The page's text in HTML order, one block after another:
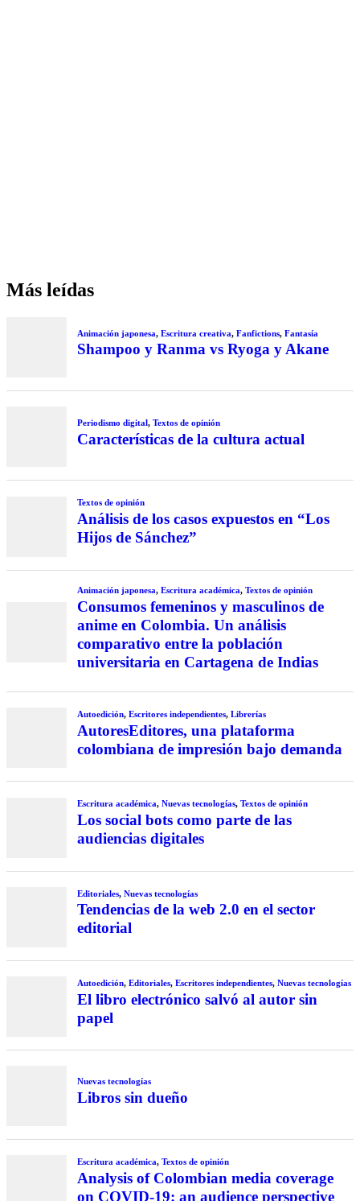
Más leídas
Animación japonesa, Escritura creativa, Fanfictions, Fantasía
Shampoo y Ranma vs Ryoga y Akane
Periodismo digital, Textos de opinión
Características de la cultura actual
Textos de opinión
Análisis de los casos expuestos en “Los
Hijos de Sánchez”
Animación japonesa, Escritura académica, Textos de opinión
Consumos femeninos y masculinos de
anime en Colombia. Un análisis
comparativo entre la población
universitaria en Cartagena de Indias
Autoedición, Escritores independientes, Librerías
AutoresEditores, una plataforma
colombiana de impresión bajo demanda
Escritura académica, Nuevas tecnologías, Textos de opinión
Los social bots como parte de las
audiencias digitales
Editoriales, Nuevas tecnologías
Tendencias de la web 2.0 en el sector
editorial
Autoedición, Editoriales, Escritores independientes, Nuevas tecnologías
El libro electrónico salvó al autor sin
papel
Nuevas tecnologías
Libros sin dueño
Escritura académica, Textos de opinión
Analysis of Colombian media coverage
on COVID-19: an audience perspective